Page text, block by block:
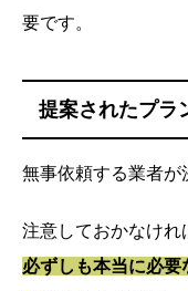
要です。
提案されたプラ
無事依頼する業者が
注意しておかなけれ
必ずしも本当に必